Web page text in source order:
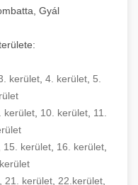
Gyál
kerület 4. kerület 5.
kerület, 10. kerület, 11.
15. kerület 16. kerület
21. kerület 22.kerület